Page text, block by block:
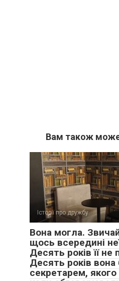
Вам також
Історії про дружбу
Вона могла.
щось всередині
Десять років її не
Десять років
секретарем,